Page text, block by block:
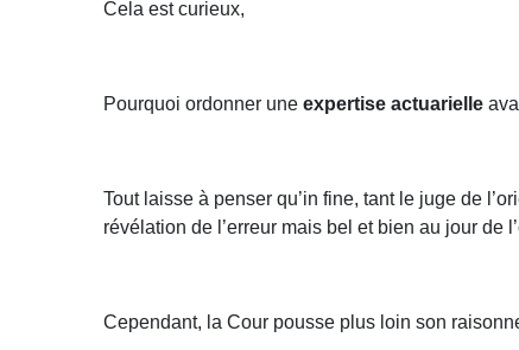
Cela est curieux,
Pourquoi ordonner uneexpertise actuarielle
Tout laisse à penser qu’in fine, tant le juge de
révélation de l’erreur mais bel et bien au jour de
Cependant, la Cour pousse plus loin son